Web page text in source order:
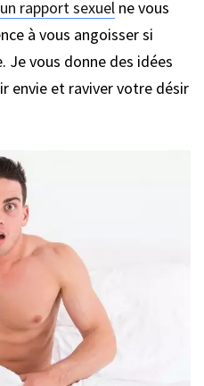
rapport sexuel ne vous
à vous angoisser si
Je vous donne des idées
envie et raviver votre désir